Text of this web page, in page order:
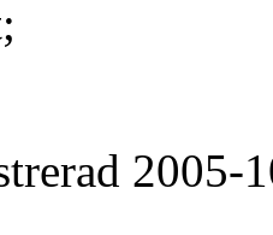
2005-